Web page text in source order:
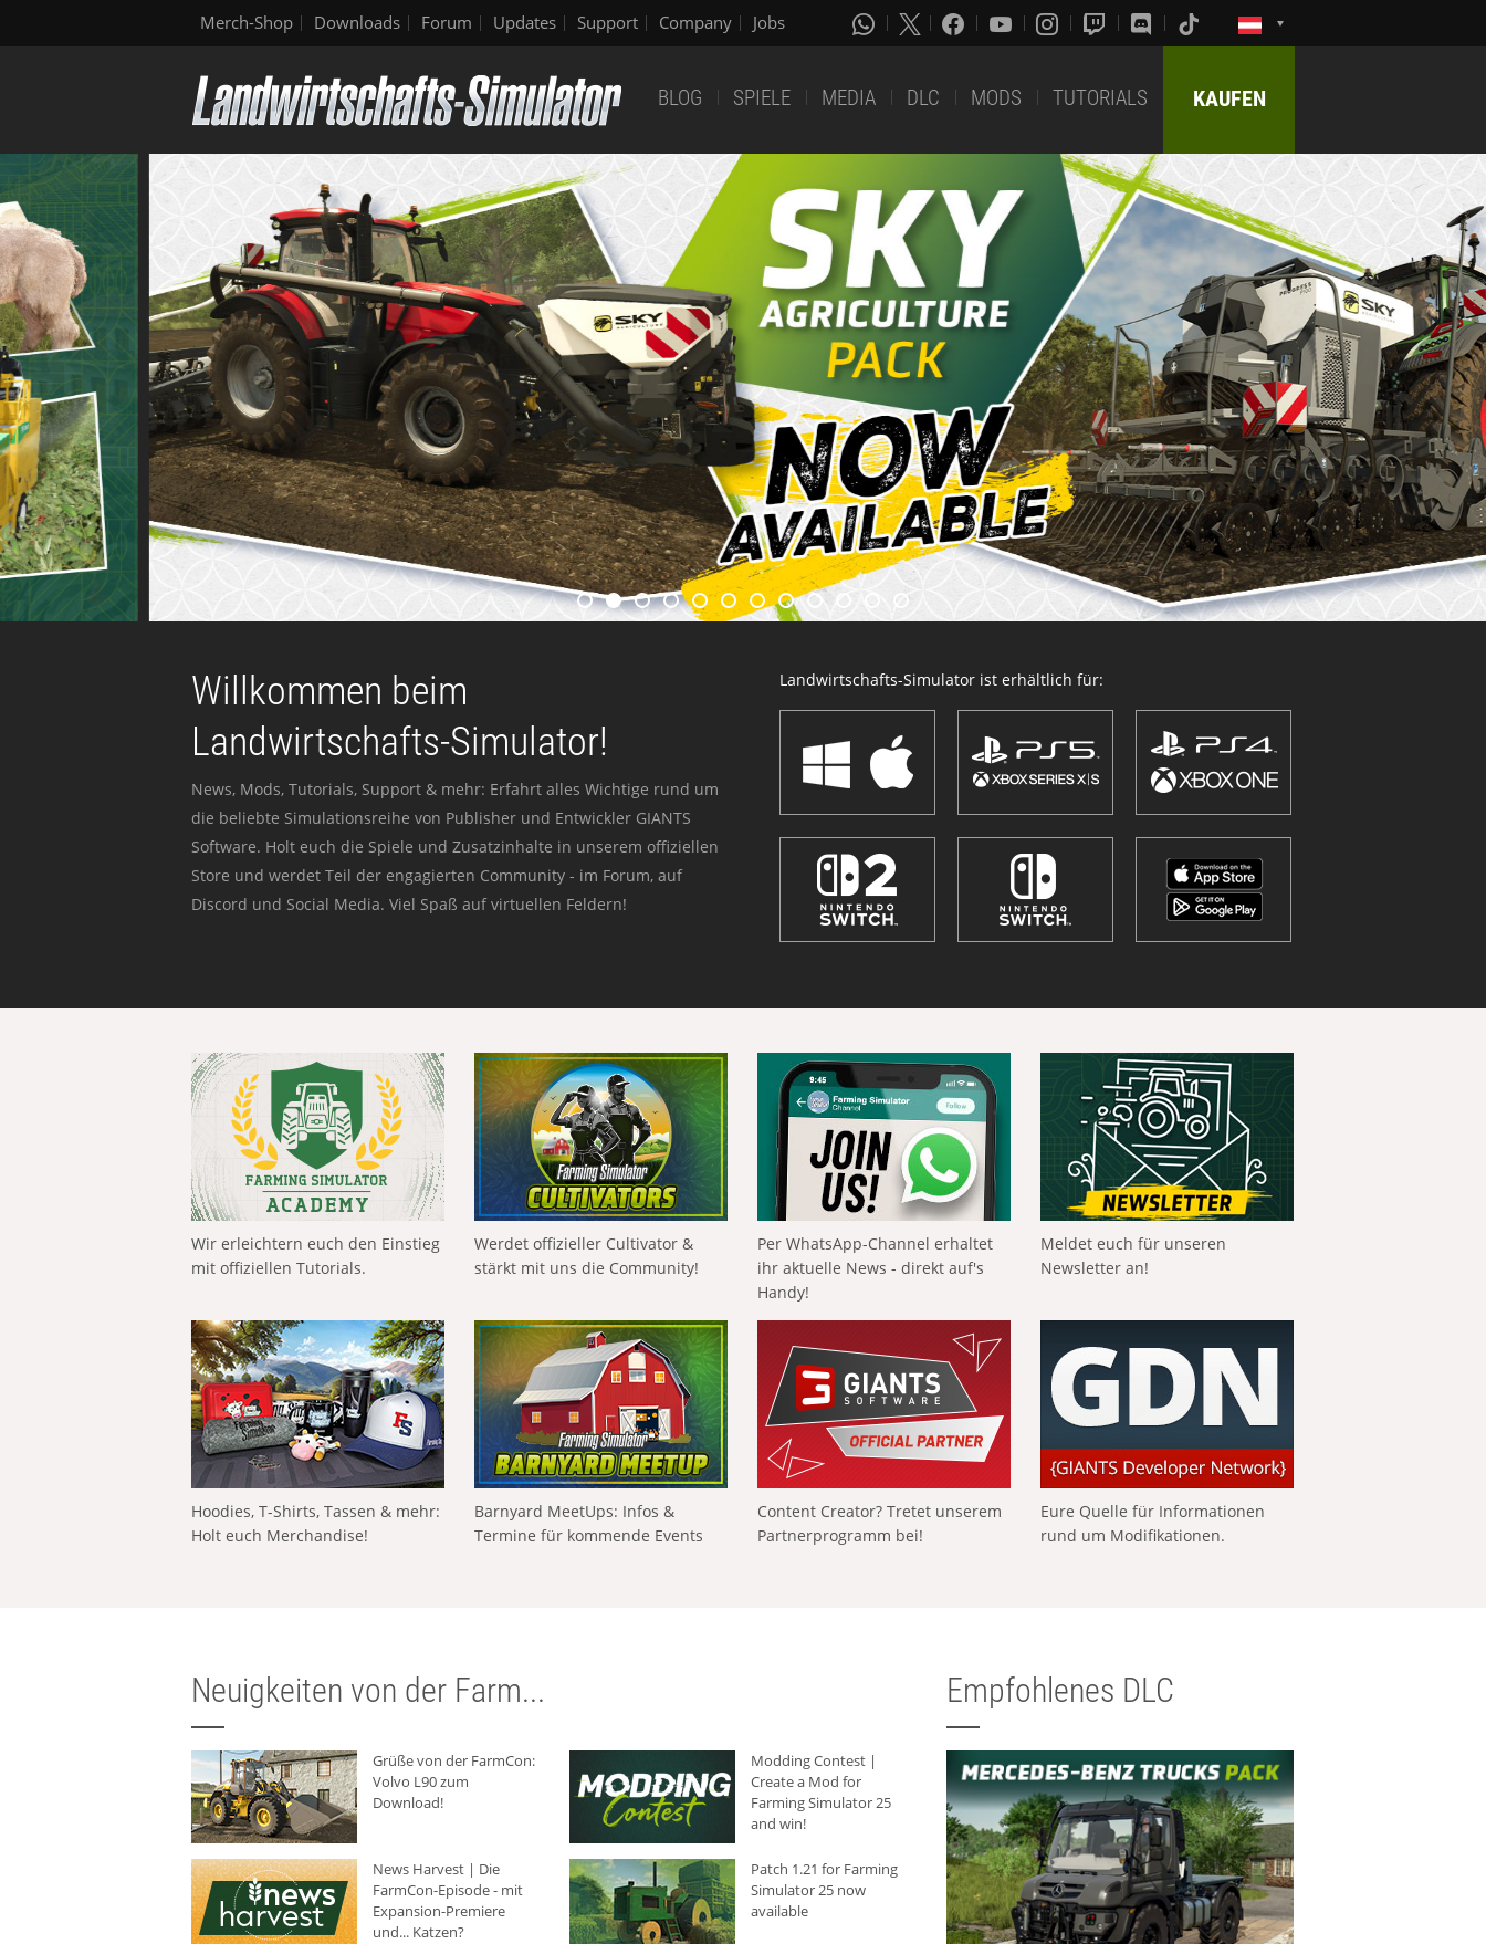
Merch-Shop Downloads Forum Updates Support Company Jobs
BLOG SPIELE MEDIA DLC MODS TUTORIALS KAUFEN
Willkommen beim
Landwirtschafts-Simulator!
News, Mods, Tutorials, Support & mehr: Erfahrt alles Wichtige rund um
die beliebte Simulationsreihe von Publisher und Entwickler GIANTS
Software. Holt euch die Spiele und Zusatzinhalte in unserem offiziellen
Store und werdet Teil der engagierten Community - im Forum, auf
Discord und Social Media. Viel Spaß auf virtuellen Feldern!
Landwirtschafts-Simulator ist erhältlich für:
Wir erleichtern euch den Einstieg
mit offiziellen Tutorials.
Werdet offizieller Cultivator &
stärkt mit uns die Community!
Per WhatsApp-Channel erhaltet
ihr aktuelle News - direkt auf's
Handy!
Meldet euch für unseren
Newsletter an!
Hoodies, T-Shirts, Tassen & mehr:
Holt euch Merchandise!
Barnyard MeetUps: Infos &
Termine für kommende Events
Content Creator? Tretet unserem
Partnerprogramm bei!
Eure Quelle für Informationen
rund um Modifikationen.
Neuigkeiten von der Farm...
Grüße von der FarmCon:
Volvo L90 zum
Download!
Modding Contest |
Create a Mod for
Farming Simulator 25
and win!
News Harvest | Die
FarmCon-Episode - mit
Expansion-Premiere
und... Katzen?
Patch 1.21 for Farming
Simulator 25 now
available
Empfohlenes DLC